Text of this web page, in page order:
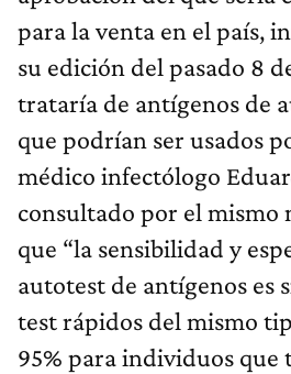
para la venta en el país,
su edición del pasado 8
trataría de antígenos de
que podrían ser usados
médico infectólogo
consultado por el mismo
que “la sensibilidad y
autotest de antígenos es
test rápidos del mismo
95% para individuos que